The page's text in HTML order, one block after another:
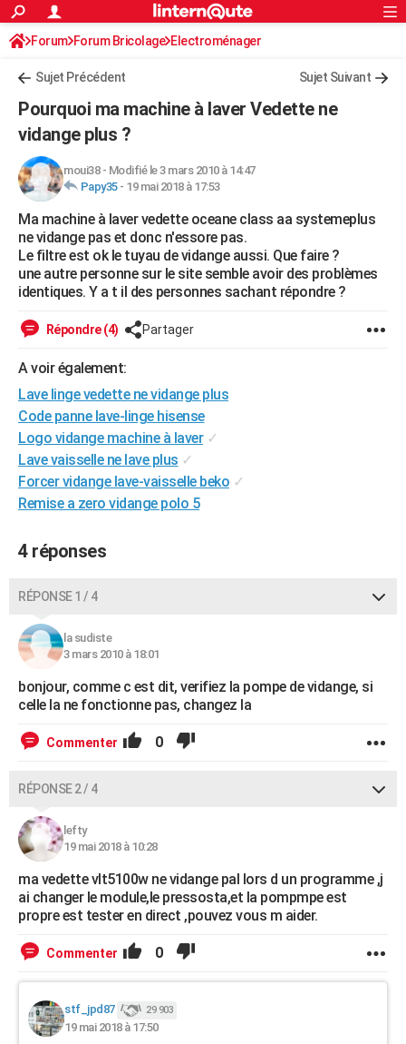
ACTUALITÉS
Politique
Société
Faits Divers
Education
Monde
Villes
+
Programme TV
TNTStreaming
Cinéma
Sorties cinéma
Musique
FINANCE
Retraite
Impôts
Epargne
Immobilier
Risques naturels par ville
Banque
Assurance
Crédit
AUTO
Essais
Réserver un essai
Citadines
Berlines
SUV
Forum auto
HIGH-TECH
Mobiles
Meilleur smartphone
Internet
Ordinateurs
Jeux vidéo
Guide high-tech
+BRICOLAGE
Forum
Aménagement intérieur
Extérieur
Cuisine
Salle de bains
Jardinage
Rangement
WEEK-END
LIFESTYLE
Alimentation
Guide de la santé
Maladies
Médicaments
Sommeil
VOYAGE
Destinations
City break
Voyage nature
Voyage de noces
Forum
Climat
+PHOTO
GUIDES D'ACHAT
BONS PLANS
COPAINS D'AVANT
S'inscrire
Se connecter
Lycées
Collèges
Primaires
Universités
Entreprises
Service militaire
Avis de recherche
AVIS DE DÉCÈS
S'inscrire
Connexion
Forum Forum Bricolage Electroménager
Sujet Précédent Sujet Suivant
Pourquoi ma machine à laver Vedette ne
vidange plus ?
moui38- Modifié le 3 mars 2010 à 14:47
Papy35- 19 mai 2018 à 17:53
Ma machine à laver vedette oceane class aa systemeplus
ne vidange pas et donc n'essore pas.
Le filtre est ok le tuyau de vidange aussi. Que faire ?
une autre personne sur le site semble avoir des problèmes
identiques. Y a t il des personnes sachant répondre ?
Répondre (4) Partager
A voir également:
Lave linge vedette ne vidange plus
Code panne lave-linge hisense
Logo vidange machine à laver ✓
Lave vaisselle ne lave plus ✓
Forcer vidange lave-vaisselle beko ✓
Remise a zero vidange polo 5
4 réponses
RÉPONSE 1 / 4
la sudiste
3 mars 2010 à 18:01
bonjour, comme c est dit, verifiez la pompe de vidange, si
celle la ne fonctionne pas, changez la
Commenter 0
RÉPONSE 2 / 4
lefty
19 mai 2018 à 10:28
ma vedette vlt5100w ne vidange pal lors d un programme ,j
ai changer le module,le pressosta,et la pompmpe est
propre est tester en direct ,pouvez vous m aider.
Commenter 0
stf_jpd87 29 903
19 mai 2018 à 17:50